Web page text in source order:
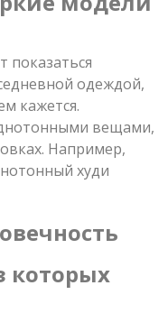
показаться
одеждой,
кажется.
вещами,
Например,
худи
которых